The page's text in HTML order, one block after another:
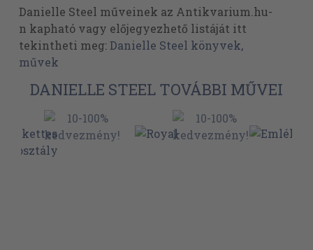
Danielle Steel műveinek az Antikvarium.hu-
n kapható vagy előjegyezhető listáját itt
tekintheti meg:Danielle Steel könyvek,
művek
DANIELLE STEEL TOVÁBBI MŰVEI